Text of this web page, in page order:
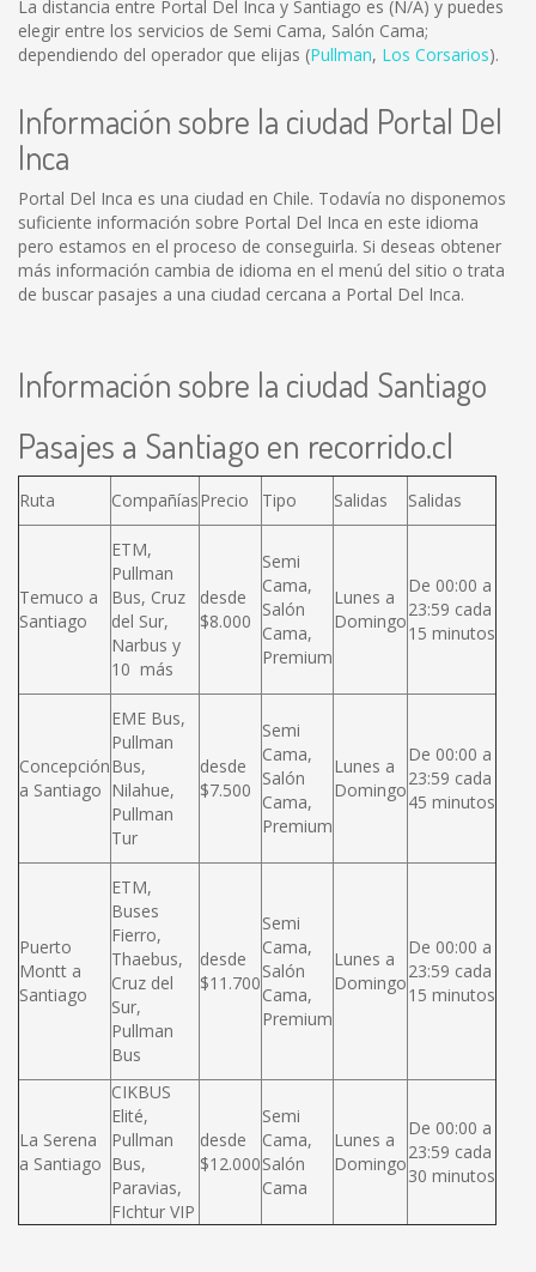
La distancia entre Portal Del Inca y Santiago es (N/A) y puedes
elegir entre los servicios de Semi Cama, Salón Cama;
dependiendo del operador que elijas (Pullman, Los Corsarios).
Información sobre la ciudad Portal Del
Inca
Portal Del Inca es una ciudad en Chile. Todavía no disponemos
suficiente información sobre Portal Del Inca en este idioma
pero estamos en el proceso de conseguirla. Si deseas obtener
más información cambia de idioma en el menú del sitio o trata
de buscar pasajes a una ciudad cercana a Portal Del Inca.
Información sobre la ciudad Santiago
Pasajes a Santiago en recorrido.cl
Ruta CompañíasPrecio Tipo Salidas Salidas
Temuco a
Santiago
ETM,
Pullman
Bus, Cruz
del Sur,
Narbus y
10 más
desde
$8.000
Semi
Cama,
Salón
Cama,
Premium
Lunes a
Domingo
De 00:00 a
23:59 cada
15 minutos
Concepción
a Santiago
EME Bus,
Pullman
Bus,
Nilahue,
Pullman
Tur
desde
$7.500
Semi
Cama,
Salón
Cama,
Premium
Lunes a
Domingo
De 00:00 a
23:59 cada
45 minutos
Puerto
Montt a
Santiago
ETM,
Buses
Fierro,
Thaebus,
Cruz del
Sur,
Pullman
Bus
desde
$11.700
Semi
Cama,
Salón
Cama,
Premium
Lunes a
Domingo
De 00:00 a
23:59 cada
15 minutos
La Serena
a Santiago
CIKBUS
Elité,
Pullman
Bus,
Paravias,
FIchtur VIP
desde
$12.000
Semi
Cama,
Salón
Cama
Lunes a
Domingo
De 00:00 a
23:59 cada
30 minutos